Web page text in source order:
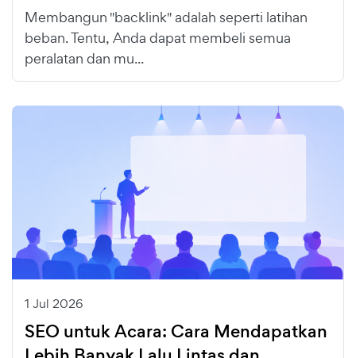
Membangun "backlink" adalah seperti latihan
beban. Tentu, Anda dapat membeli semua
peralatan dan mu...
1 Jul 2026
SEO untuk Acara: Cara Mendapatkan